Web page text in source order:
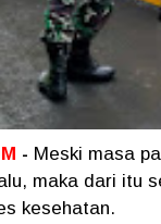
- Meski masa
maka dari itu
kesehatan.